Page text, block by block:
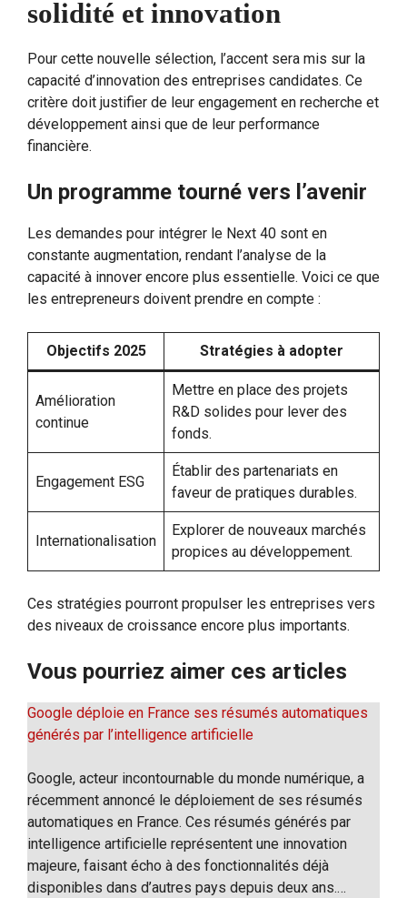
solidité et innovation
Pour cette nouvelle sélection, l’accent sera mis sur la
capacité d’innovation des entreprises candidates. Ce
critère doit justifier de leur engagement en recherche et
développement ainsi que de leur performance
financière.
Un programme tourné vers l’avenir
Les demandes pour intégrer le Next 40 sont en
constante augmentation, rendant l’analyse de la
capacité à innover encore plus essentielle. Voici ce que
les entrepreneurs doivent prendre en compte :
Objectifs 2025 Stratégies à adopter
Amélioration
continue
Mettre en place des projets
R&D solides pour lever des
fonds.
Engagement ESG
Établir des partenariats en
faveur de pratiques durables.
Internationalisation
Explorer de nouveaux marchés
propices au développement.
Ces stratégies pourront propulser les entreprises vers
des niveaux de croissance encore plus importants.
Vous pourriez aimer ces articles
Google déploie en France ses résumés automatiques
générés par l’intelligence artificielle
Google, acteur incontournable du monde numérique, a
récemment annoncé le déploiement de ses résumés
automatiques en France. Ces résumés générés par
intelligence artificielle représentent une innovation
majeure, faisant écho à des fonctionnalités déjà
disponibles dans d’autres pays depuis deux ans.…